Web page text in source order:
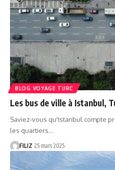
BLOG VOYAGE TURC
Les bus de ville à Istanbul,
Saviez-vous qu'Istanbul compte
les quartiers…
FILIZ 25 mars 2025